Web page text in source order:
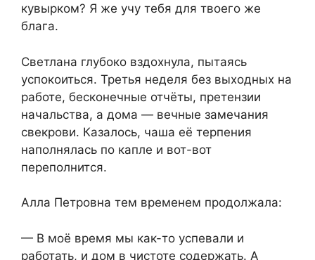
кувырком? Я же учу тебя для твоего же
блага.
Светлана глубоко вздохнула, пытаясь
успокоиться. Третья неделя без выходных на
работе, бесконечные отчёты, претензии
начальства, а дома — вечные замечания
свекрови. Казалось, чаша её терпения
наполнялась по капле и вот-вот
переполнится.
Алла Петровна тем временем продолжала:
— В моё время мы как-то успевали и
работать, и дом в чистоте содержать. А